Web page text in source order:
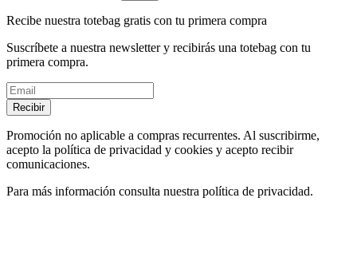
Recibe nuestra totebag gratis con tu primera compra
Suscríbete a nuestra newsletter y recibirás una totebag con tu
primera compra.
Recibir
Promoción no aplicable a compras recurrentes. Al suscribirme,
acepto la política de privacidad y cookies y acepto recibir
comunicaciones.
Para más información consulta nuestra política de privacidad.